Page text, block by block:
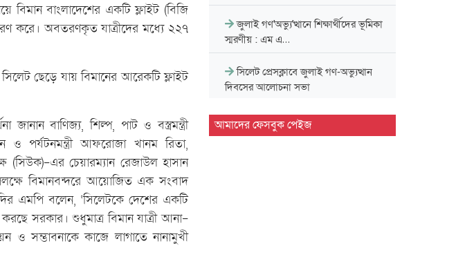
বিমান বাংলাদেশের একটি ফ্লাইট (বিজি
করে। অবতরণকৃত যাত্রীদের মধ্যে ২২৭
ছেড়ে যায় বিমানের আরেকটি ফ্লাইট
বাণিজ্য, শিল্প, পাট ও বস্ত্রমন্ত্রী
ও পর্যটনমন্ত্রী আফরোজা খানম রিতা,
(সিউক)-এর চেয়ারম্যান রেজাউল হাসান
বিমানবন্দরে আয়োজিত এক সংবাদ
এমপি বলেন, ‘সিলেটকে দেশের একটি
সরকার। শুধুমাত্র বিমান যাত্রী আনা-
ও সম্ভাবনাকে কাজে লাগাতে নানামুখী
জুলাই গণ'অভ্যু'ত্থানে শিক্ষার্থীদের ভূমিকা
স্মরণীয় : এম এ…
সিলেট প্রেসক্লাবে জুলাই গণ-অভ্যুত্থান
দিবসের আলোচনা সভা
মাহবুব আলী খানের ৪২তম মৃ'ত্যু'বার্ষিকী
উপলক্ষে পরিবারের দোয়া…
আমাদের ফেসবুক পেইজ